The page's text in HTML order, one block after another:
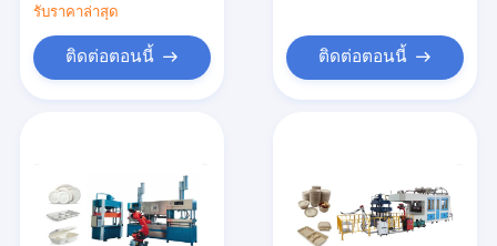
รับราคาล่าสุด
ติดต่อตอนนี้ ติดต่อตอนนี้